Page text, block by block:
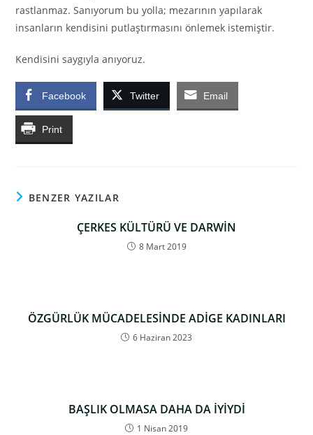
rastlanmaz. Sanıyorum bu yolla; mezarının yapılarak
insanların kendisini putlaştırmasını önlemek istemiştir.
Kendisini saygıyla anıyoruz.
Facebook Twitter Email
Print
BENZER YAZILAR
ÇERKES KÜLTÜRÜ VE DARWİN
8 Mart 2019
ÖZGÜRLÜK MÜCADELESİNDE ADİGE KADINLARI
6 Haziran 2023
BAŞLIK OLMASA DAHA DA İYİYDİ
1 Nisan 2019